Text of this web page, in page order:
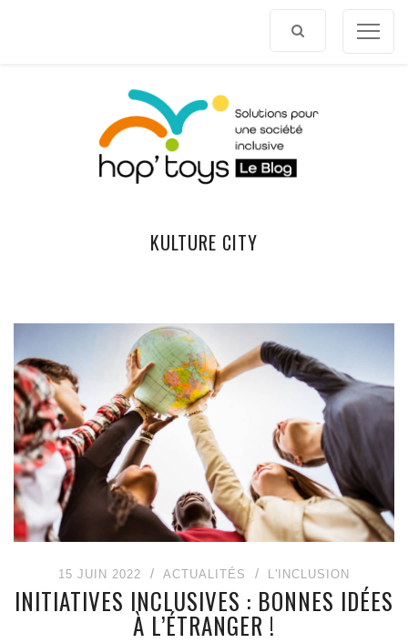
KULTURE CITY
15 JUIN 2022 ACTUALITÉS L'INCLUSION
INITIATIVES INCLUSIVES : BONNES IDÉES
À L’ÉTRANGER !